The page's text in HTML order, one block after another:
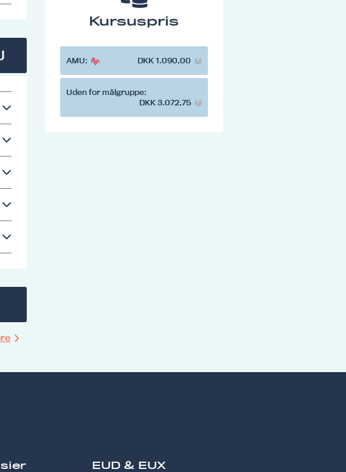
Kursuspris
AMU: DKK 1.090,00
Uden for målgruppe:
DKK 3.072,75
EUD & EUX